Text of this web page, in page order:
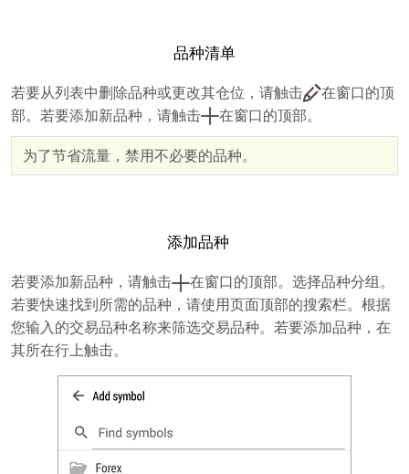
品种清单
若要从列表中删除品种或更改其仓位，请触击
在窗口的顶
部。若要添加新品种，请触击
在窗口的顶部。
为了节省流量，禁用不必要的品种。
添加品种
若要添加新品种，请触击
在窗口的顶部。选择品种分组。
若要快速找到所需的品种，请使用页面顶部的搜索栏。根据
您输入的交易品种名称来筛选交易品种。若要添加品种，在
其所在行上触击。